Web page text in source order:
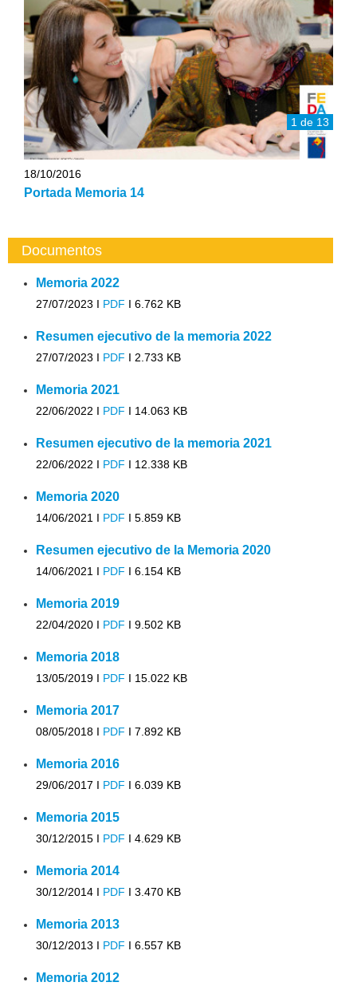
1 de 13
18/10/2016
Portada Memoria 14
Documentos
Memoria 2022
27/07/2023 I PDF I 6.762 KB
Resumen ejecutivo de la memoria 2022
27/07/2023 I PDF I 2.733 KB
Memoria 2021
22/06/2022 I PDF I 14.063 KB
Resumen ejecutivo de la memoria 2021
22/06/2022 I PDF I 12.338 KB
Memoria 2020
14/06/2021 I PDF I 5.859 KB
Resumen ejecutivo de la Memoria 2020
14/06/2021 I PDF I 6.154 KB
Memoria 2019
22/04/2020 I PDF I 9.502 KB
Memoria 2018
13/05/2019 I PDF I 15.022 KB
Memoria 2017
08/05/2018 I PDF I 7.892 KB
Memoria 2016
29/06/2017 I PDF I 6.039 KB
Memoria 2015
30/12/2015 I PDF I 4.629 KB
Memoria 2014
30/12/2014 I PDF I 3.470 KB
Memoria 2013
30/12/2013 I PDF I 6.557 KB
Memoria 2012